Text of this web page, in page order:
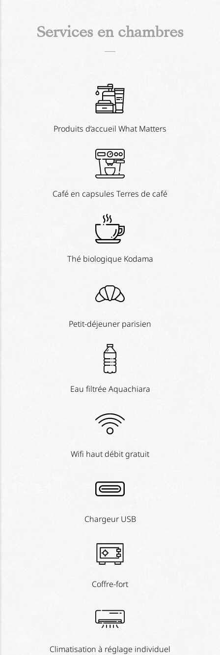
Services en chambres
Produits d’accueil What Matters
Café en capsules Terres de café
Thé biologique Kodama
Petit-déjeuner parisien
Eau filtrée Aquachiara
Wifi haut débit gratuit
Chargeur USB
Coffre-fort
Climatisation à réglage individuel